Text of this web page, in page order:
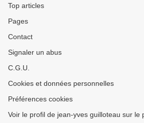
Top articles
Pages
Contact
Signaler un abus
C.G.U.
Cookies et données personnelles
Préférences cookies
Voir le profil de jean-yves guilloteau sur le